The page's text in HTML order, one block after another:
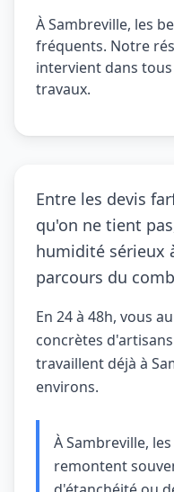
À Sambreville, les
fréquents. Notre
intervient dans
travaux.
Entre les devis
qu'on ne tient
humidité sérieux
parcours du
En 24 à 48h, vous
concrètes
travaillent déjà à
environs.
À Sambreville,
remontent